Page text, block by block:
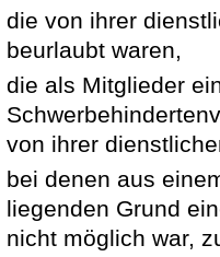
die von ihrer
beurlaubt waren,
die als Mitglieder
von ihrer
bei denen aus
liegenden Grund
nicht möglich war,